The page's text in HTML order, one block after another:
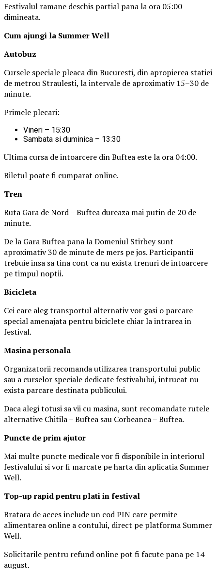
Festivalul ramane deschis partial pana la ora 05:00
dimineata.
Cum ajungi la Summer Well
Autobuz
Cursele speciale pleaca din Bucuresti, din apropierea statiei
de metrou Straulesti, la intervale de aproximativ 15–30 de
minute.
Primele plecari:
Vineri – 15:30
Sambata si duminica – 13:30
Ultima cursa de intoarcere din Buftea este la ora 04:00.
Biletul poate fi cumparat online.
Tren
Ruta Gara de Nord – Buftea dureaza mai putin de 20 de
minute.
De la Gara Buftea pana la Domeniul Stirbey sunt
aproximativ 30 de minute de mers pe jos. Participantii
trebuie insa sa tina cont ca nu exista trenuri de intoarcere
pe timpul noptii.
Bicicleta
Cei care aleg transportul alternativ vor gasi o parcare
special amenajata pentru biciclete chiar la intrarea in
festival.
Masinapersonala
Organizatorii recomanda utilizarea transportului public
sau a curselor speciale dedicate festivalului, intrucat nu
exista parcare destinata publicului.
Daca alegi totusi sa vii cu masina, sunt recomandate rutele
alternative Chitila – Buftea sau Corbeanca – Buftea.
Puncte de prim ajutor
Mai multe puncte medicale vor fi disponibile in interiorul
festivalului si vor fi marcate pe harta din aplicatia Summer
Well.
Top-up rapid pentru plati in festival
Bratara de acces include un cod PIN care permite
alimentarea online a contului, direct pe platforma Summer
Well.
Solicitarile pentru refund online pot fi facute pana pe 14
august.